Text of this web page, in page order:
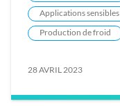
Applications sensibles
Production de froid
28 AVRIL 2023